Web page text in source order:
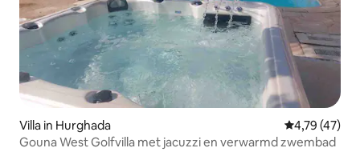
Villa in Hurghada Gemiddelde
4,79 (47)
Gouna West Golfvilla met jacuzzi en verwarmd zwembad